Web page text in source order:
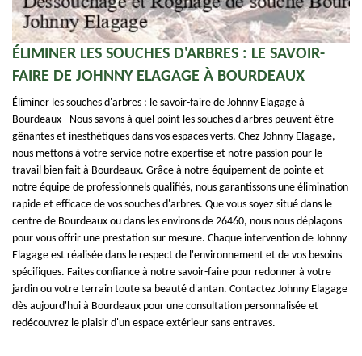
ÉLIMINER LES SOUCHES D'ARBRES : LE SAVOIR-
FAIRE DE JOHNNY ELAGAGE À BOURDEAUX
Éliminer les souches d'arbres : le savoir-faire de Johnny Elagage à
Bourdeaux - Nous savons à quel point les souches d'arbres peuvent être
gênantes et inesthétiques dans vos espaces verts. Chez Johnny Elagage,
nous mettons à votre service notre expertise et notre passion pour le
travail bien fait à Bourdeaux. Grâce à notre équipement de pointe et
notre équipe de professionnels qualifiés, nous garantissons une élimination
rapide et efficace de vos souches d'arbres. Que vous soyez situé dans le
centre de Bourdeaux ou dans les environs de 26460, nous nous déplaçons
pour vous offrir une prestation sur mesure. Chaque intervention de Johnny
Elagage est réalisée dans le respect de l'environnement et de vos besoins
spécifiques. Faites confiance à notre savoir-faire pour redonner à votre
jardin ou votre terrain toute sa beauté d'antan. Contactez Johnny Elagage
dès aujourd'hui à Bourdeaux pour une consultation personnalisée et
redécouvrez le plaisir d'un espace extérieur sans entraves.